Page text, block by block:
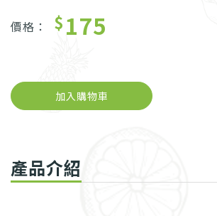
價格： $175
加入購物車
產品介紹